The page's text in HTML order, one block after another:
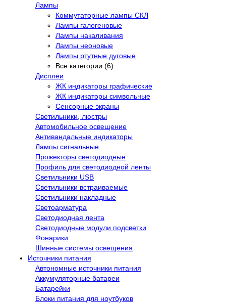
Лампы
Коммутаторные лампы СКЛ
Лампы галогеновые
Лампы накаливания
Лампы неоновые
Лампы ртутные дуговые
Все категории (6)
Дисплеи
ЖК индикаторы графические
ЖК индикаторы символьные
Сенсорные экраны
Cветильники, люстры
Автомобильное освещение
Антивандальные индикаторы
Лампы сигнальные
Прожекторы светодиодные
Профиль для светодиодной ленты
Светильники USB
Светильники встраиваемые
Светильники накладные
Светоарматура
Светодиодная лента
Светодиодные модули подсветки
Фонарики
Шинные системы освещения
Источники питания
Автономные источники питания
Аккумуляторные батареи
Батарейки
Блоки питания для ноутбуков